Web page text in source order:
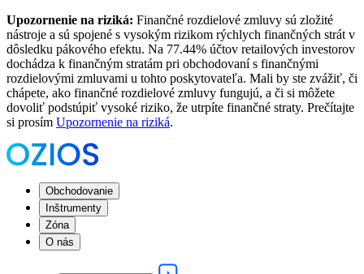
Upozornenie na riziká: Finančné rozdielové zmluvy sú zložité
nástroje a sú spojené s vysokým rizikom rýchlych finančných strát v
dôsledku pákového efektu. Na 77.44% účtov retailových investorov
dochádza k finančným stratám pri obchodovaní s finančnými
rozdielovými zmluvami u tohto poskytovateľa. Mali by ste zvážiť, či
chápete, ako finančné rozdielové zmluvy fungujú, a či si môžete
dovoliť podstúpiť vysoké riziko, že utrpíte finančné straty. Prečítajte
si prosím Upozornenie na riziká.
Obchodovanie
Inštrumenty
Zóna
O nás